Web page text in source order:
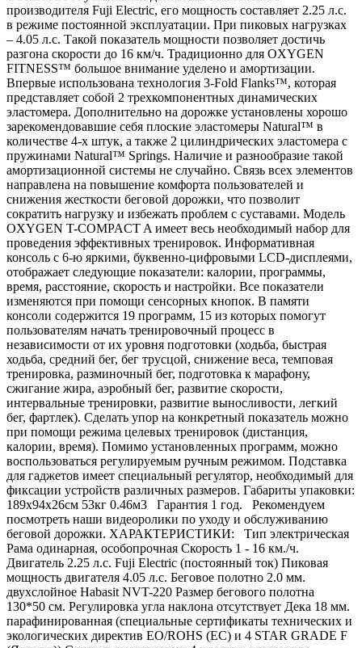
производителя Fuji Electric, его мощность составляет 2.25 л.с.
в режиме постоянной эксплуатации. При пиковых нагрузках
– 4.05 л.с. Такой показатель мощности позволяет достичь
разгона скорости до 16 км/ч. Традиционно для OXYGEN
FITNESS™ большое внимание уделено и амортизации.
Впервые использована технология 3-Fold Flanks™, которая
представляет собой 2 трехкомпонентных динамических
эластомера. Дополнительно на дорожке установлены хорошо
зарекомендовавшие себя плоские эластомеры Natural™ в
количестве 4-х штук, а также 2 цилиндрических эластомера с
пружинами Natural™ Springs. Наличие и разнообразие такой
амортизационной системы не случайно. Связь всех элементов
направлена на повышение комфорта пользователей и
снижения жесткости беговой дорожки, что позволит
сократить нагрузку и избежать проблем с суставами. Модель
OXYGEN T-COMPACT A имеет весь необходимый набор для
проведения эффективных тренировок. Информативная
консоль с 6-ю яркими, буквенно-цифровыми LCD-дисплеями,
отображает следующие показатели: калории, программы,
время, расстояние, скорость и настройки. Все показатели
изменяются при помощи сенсорных кнопок. В памяти
консоли содержится 19 программ, 15 из которых помогут
пользователям начать тренировочный процесс в
независимости от их уровня подготовки (ходьба, быстрая
ходьба, средний бег, бег трусцой, снижение веса, темповая
тренировка, разминочный бег, подготовка к марафону,
сжигание жира, аэробный бег, развитие скорости,
интервальные тренировки, развитие выносливости, легкий
бег, фартлек). Сделать упор на конкретный показатель можно
при помощи режима целевых тренировок (дистанция,
калории, время). Помимо установленных программ, можно
воспользоваться регулируемым ручным режимом. Подставка
для гаджетов имеет специальный регулятор, необходимый для
фиксации устройств различных размеров. Габариты упаковки:
189х94х26см 53кг 0.46м3 Гарантия 1 год. Рекомендуем
посмотреть наши видеоролики по уходу и обслуживанию
беговой дорожки. ХАРАКТЕРИСТИКИ: Тип электрическая
Рама одинарная, особопрочная Скорость 1 - 16 км./ч.
Двигатель 2.25 л.с. Fuji Electric (постоянный ток) Пиковая
мощность двигателя 4.05 л.с. Беговое полотно 2.0 мм.
двухслойное Habasit NVT-220 Размер бегового полотна
130*50 см. Регулировка угла наклона отсутствует Дека 18 мм.
парафинированная (специальные сертификаты технических и
экологических директив EO/ROHS (ЕС) и 4 STAR GRADE F